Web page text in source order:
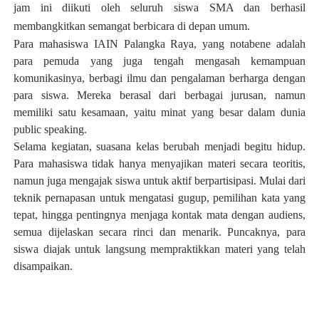
jam ini diikuti oleh seluruh siswa SMA dan berhasil
membangkitkan semangat berbicara di depan umum.
Para mahasiswa IAIN Palangka Raya, yang notabene adalah
para pemuda yang juga tengah mengasah kemampuan
komunikasinya, berbagi ilmu dan pengalaman berharga dengan
para siswa. Mereka berasal dari berbagai jurusan, namun
memiliki satu kesamaan, yaitu minat yang besar dalam dunia
public speaking.
Selama kegiatan, suasana kelas berubah menjadi begitu hidup.
Para mahasiswa tidak hanya menyajikan materi secara teoritis,
namun juga mengajak siswa untuk aktif berpartisipasi. Mulai dari
teknik pernapasan untuk mengatasi gugup, pemilihan kata yang
tepat, hingga pentingnya menjaga kontak mata dengan audiens,
semua dijelaskan secara rinci dan menarik. Puncaknya, para
siswa diajak untuk langsung mempraktikkan materi yang telah
disampaikan.